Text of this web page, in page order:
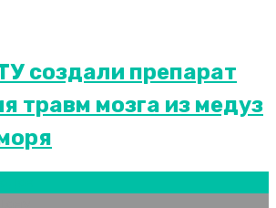
создали препарат
травм мозга из медуз